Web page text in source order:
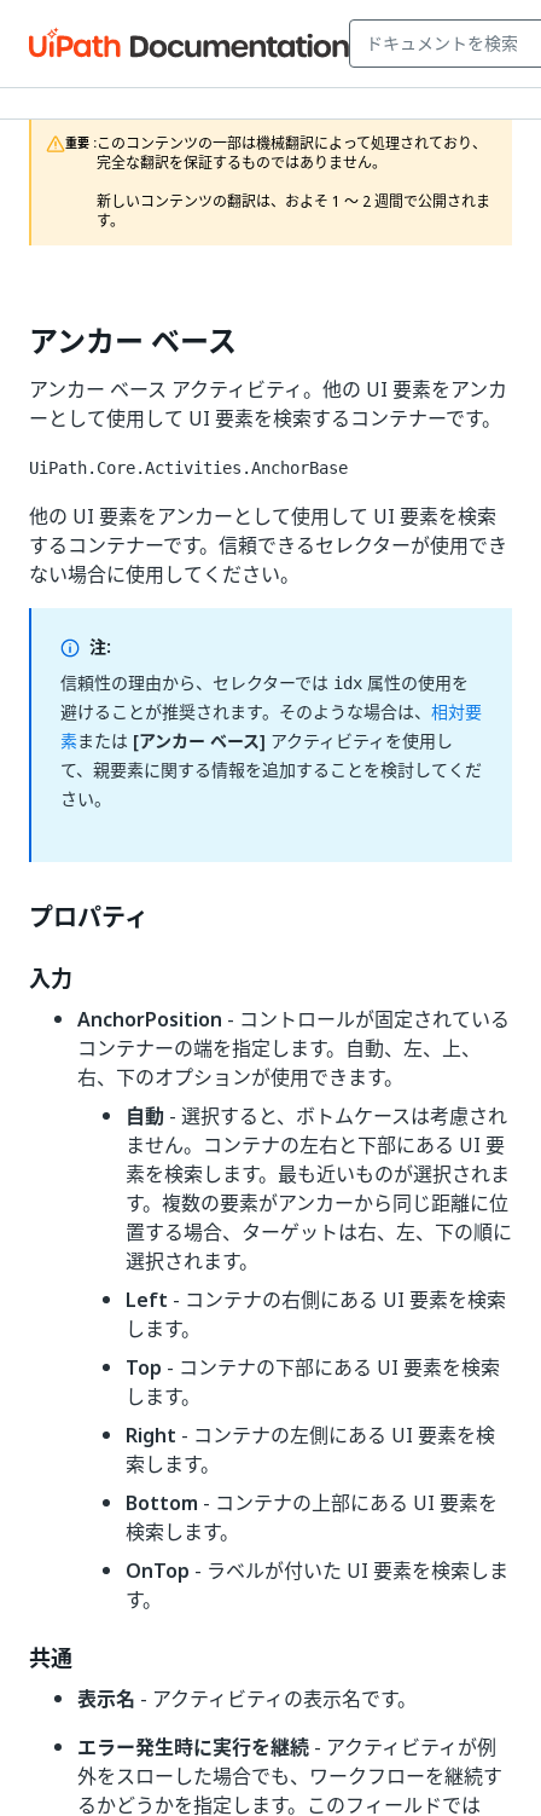
重要 :このコンテンツの一部は機械翻訳によって処理されており、
完全な翻訳を保証するものではありません。
新しいコンテンツの翻訳は、およそ 1 ～ 2 週間で公開されま
す。
アンカー ベース
アンカー ベース アクティビティ。他の UI 要素をアンカ
ーとして使用して UI 要素を検索するコンテナーです。
UiPath.Core.Activities.AnchorBase
他の UI 要素をアンカーとして使用して UI 要素を検索
するコンテナーです。信頼できるセレクターが使用でき
ない場合に使用してください。
注:
信頼性の理由から、セレクターでは idx 属性の使用を
避けることが推奨されます。そのような場合は、 相対要
素または [アンカー ベース] アクティビティを使用し
て、親要素に関する情報を追加することを検討してくだ
さい。
プロパティ
入力
AnchorPosition - コントロールが固定されている
コンテナーの端を指定します。自動、左、上、
右、下のオプションが使用できます。
自動 - 選択すると、ボトムケースは考慮され
ません。コンテナの左右と下部にある UI 要
素を検索します。最も近いものが選択されま
す。複数の要素がアンカーから同じ距離に位
置する場合、ターゲットは右、左、下の順に
選択されます。
Left - コンテナの右側にある UI 要素を検索
します。
Top - コンテナの下部にある UI 要素を検索
します。
Right - コンテナの左側にある UI 要素を検
索します。
Bottom - コンテナの上部にある UI 要素を
検索します。
OnTop - ラベルが付いた UI 要素を検索しま
す。
共通
表示名 - アクティビティの表示名です。
エラー発生時に実行を継続 - アクティビティが例
外をスローした場合でも、ワークフローを継続す
るかどうかを指定します。このフィールドでは